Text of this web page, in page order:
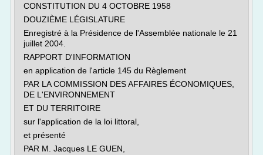
CONSTITUTION DU 4 OCTOBRE 1958
DOUZIÈME LÉGISLATURE
Enregistré à la Présidence de l'Assemblée nationale le 21
juillet 2004.
RAPPORT D'INFORMATION
en application de l'article 145 du Règlement
PAR LA COMMISSION DES AFFAIRES ÉCONOMIQUES,
DE L'ENVIRONNEMENT
ET DU TERRITOIRE
sur l'application de la loi littoral,
et présenté
PAR M. Jacques LE GUEN,